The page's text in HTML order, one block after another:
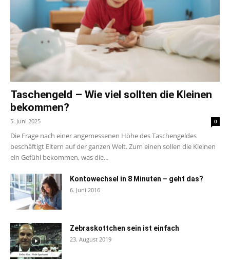
Taschengeld – Wie viel sollten die Kleinen
bekommen?
5. Juni 2025 0
Die Frage nach einer angemessenen Höhe des Taschengeldes
beschäftigt Eltern auf der ganzen Welt. Zum einen sollen die Kleinen
ein Gefühl bekommen, was die...
Kontowechsel in 8 Minuten – geht das?
6. Juni 2016
Zebraskottchen sein ist einfach
23. August 2019